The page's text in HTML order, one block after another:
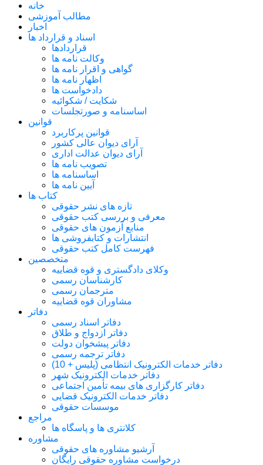
خانه
مطالب آموزشی
اخبار
اسناد و قرارداد ها
قراردادها
وکالت نامه ها
گواهی و اقرار نامه ها
اظهار نامه ها
دادخواست ها
شکایت / شکوائیه
اساسنامه و صورتجلسات
قوانین
قوانین پرکاربرد
آرای دیوان عالی کشور
آرای دیوان عدالت اداری
تصویب نامه ها
اساسنامه ها
آیین نامه ها
کتاب ها
تازه های نشر حقوقی
معرفی و بررسی کتب حقوقی
منابع آزمون های حقوقی
انتشارات و کتابفروشی ها
فهرست کامل کتب حقوقی
متخصصین
وکلای دادگستری و قوه قضاییه
کارشناسان رسمی
مترجمان رسمی
مشاوران قوه قضاییه
دفاتر
دفاتر اسناد رسمی
دفاتر ازدواج و طلاق
دفاتر پیشخوان دولت
دفاتر ترجمه رسمی
دفاتر خدمات الکترونیک انتظامی (پلیس + 10)
دفاتر خدمات الکترونیک شهر
دفاتر کارگزاری های بیمه تأمین اجتماعی
دفاتر خدمات الکترونیک قضایی
موسسات حقوقی
مراجع
کلانتری ها و پاسگاه ها
مشاوره
آرشیو مشاوره های حقوقی
درخواست مشاوره حقوقی رایگان